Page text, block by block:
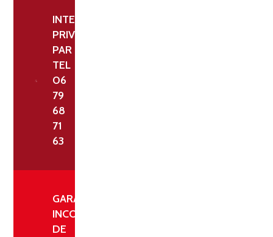
INTERLOCUTEUR
PRIVILÉGIÉ
PAR
TEL
06
79
68
71
63
GARANTIE
INCONDITIONNELLE
DE